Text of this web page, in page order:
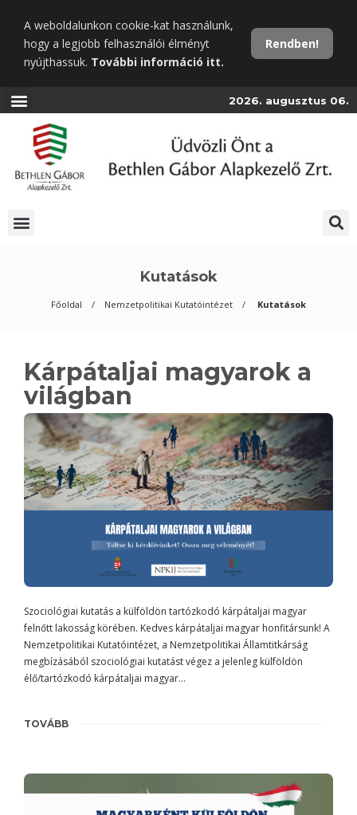
tartalomra
A weboldalunkon cookie-kat használunk,
hogy a legjobb felhasználói élményt
nyújthassuk. További információ itt.
Rendben!
2026. augusztus 06.
Kutatások
Főoldal Nemzetpolitikai Kutatóintézet Kutatások
Kárpátaljai magyarok a
világban
Szociológiai kutatás a külföldön tartózkodó kárpátaljai magyar
felnőtt lakosság körében. Kedves kárpátaljai magyar honfitársunk! A
Nemzetpolitikai Kutatóintézet, a Nemzetpolitikai Államtitkárság
megbízásából szociológiai kutatást végez a jelenleg külföldön
élő/tartózkodó kárpátaljai magyar…
TOVÁBB